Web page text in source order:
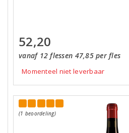
52,20
vanaf 12 flessen 47,85 per fles
Momenteel niet leverbaar
(1 beoordeling)